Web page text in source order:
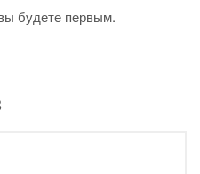
будете первым.